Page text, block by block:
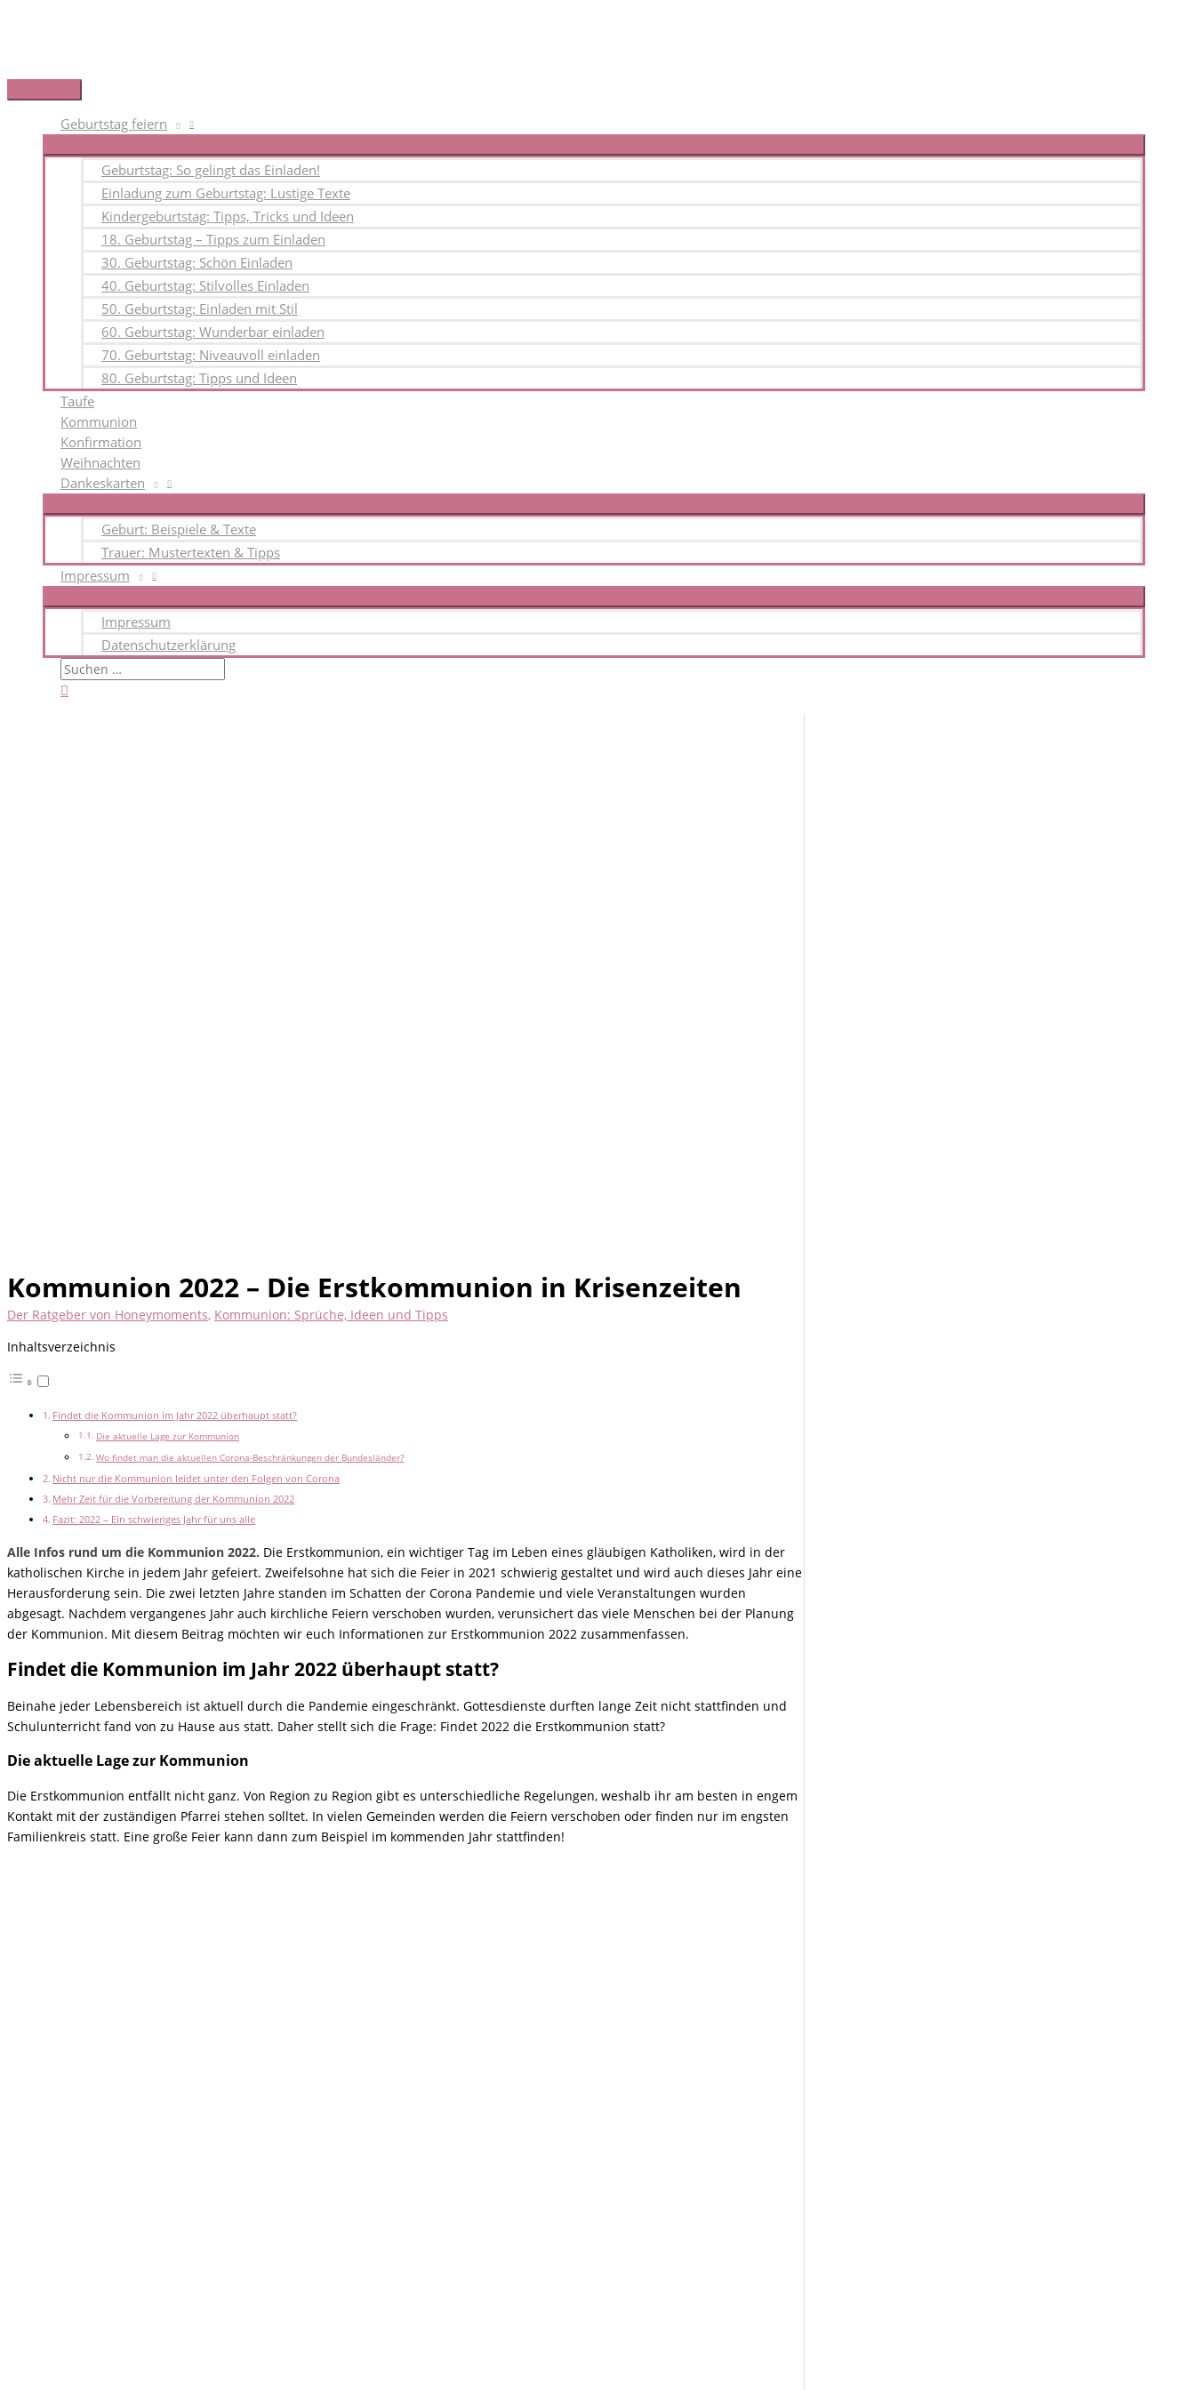
Hauptmenü
Geburtstag feiern
Geburtstag: So gelingt das Einladen!
Einladung zum Geburtstag: Lustige Texte
Kindergeburtstag: Tipps, Tricks und Ideen
18. Geburtstag – Tipps zum Einladen
30. Geburtstag: Schön Einladen
40. Geburtstag: Stilvolles Einladen
50. Geburtstag: Einladen mit Stil
60. Geburtstag: Wunderbar einladen
70. Geburtstag: Niveauvoll einladen
80. Geburtstag: Tipps und Ideen
Taufe
Kommunion
Konfirmation
Weihnachten
Dankeskarten
Geburt: Beispiele & Texte
Trauer: Mustertexten & Tipps
Impressum
Impressum
Datenschutzerklärung
Suchen
nach:
Kommunion 2022 – Die Erstkommunion in Krisenzeiten
Der Ratgeber von Honeymoments, Kommunion: Sprüche, Ideen und Tipps
Inhaltsverzeichnis
Findet die Kommunion im Jahr 2022 überhaupt statt?
Die aktuelle Lage zur Kommunion
Wo findet man die aktuellen Corona-Beschränkungen der Bundesländer?
Nicht nur die Kommunion leidet unter den Folgen von Corona
Mehr Zeit für die Vorbereitung der Kommunion 2022
Fazit: 2022 – Ein schwieriges Jahr für uns alle
Alle Infos rund um die Kommunion 2022. Die Erstkommunion, ein wichtiger Tag im Leben eines gläubigen Katholiken, wird in der
katholischen Kirche in jedem Jahr gefeiert. Zweifelsohne hat sich die Feier in 2021 schwierig gestaltet und wird auch dieses Jahr eine
Herausforderung sein. Die zwei letzten Jahre standen im Schatten der Corona Pandemie und viele Veranstaltungen wurden
abgesagt. Nachdem vergangenes Jahr auch kirchliche Feiern verschoben wurden, verunsichert das viele Menschen bei der Planung
der Kommunion. Mit diesem Beitrag möchten wir euch Informationen zur Erstkommunion 2022 zusammenfassen.
Findet die Kommunion im Jahr 2022 überhaupt statt?
Beinahe jeder Lebensbereich ist aktuell durch die Pandemie eingeschränkt. Gottesdienste durften lange Zeit nicht stattfinden und
Schulunterricht fand von zu Hause aus statt. Daher stellt sich die Frage: Findet 2022 die Erstkommunion statt?
Die aktuelle Lage zur Kommunion
Die Erstkommunion entfällt nicht ganz. Von Region zu Region gibt es unterschiedliche Regelungen, weshalb ihr am besten in engem
Kontakt mit der zuständigen Pfarrei stehen solltet. In vielen Gemeinden werden die Feiern verschoben oder finden nur im engsten
Familienkreis statt. Eine große Feier kann dann zum Beispiel im kommenden Jahr stattfinden!